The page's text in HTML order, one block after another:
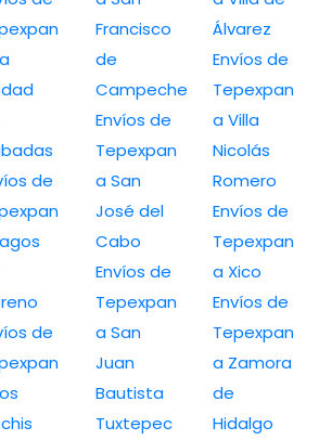
de
de
Francisco
de
Campeche
Envíos de
Tepexpan
a San
José del
Cabo
Envíos de
Tepexpan
a San
Juan
Bautista
Tuxtepec
Álvarez
Envíos de
Tepexpan
a Villa
Nicolás
Romero
Envíos de
Tepexpan
a Xico
Envíos de
Tepexpan
a Zamora
de
Hidalgo